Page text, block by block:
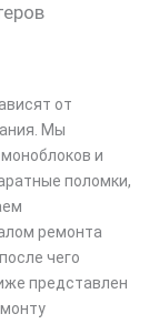
от
Мы
и
поломки,
ремонта
чего
представлен